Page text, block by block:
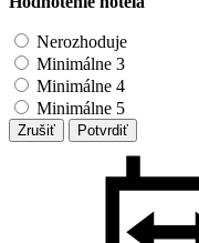
Nerozhoduje
Minimálne 3
Minimálne 4
Minimálne 5
Zrušiť Potvrdiť